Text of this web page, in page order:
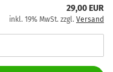
29,00 EUR
inkl. 19% MwSt. zzgl. Versand